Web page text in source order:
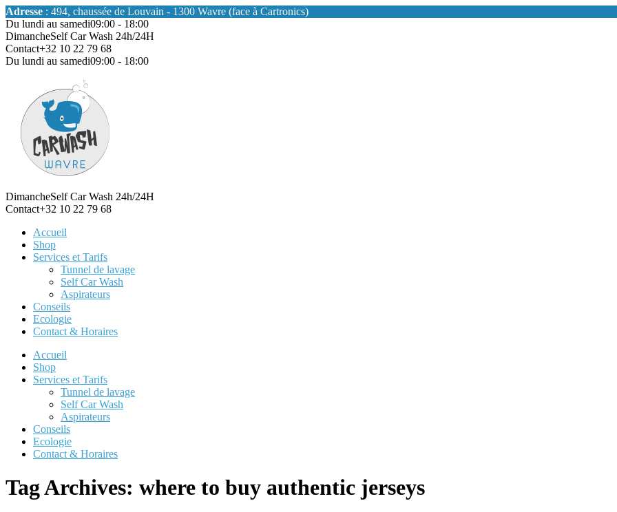
Adresse : 494, chaussée de Louvain - 1300 Wavre (face à Cartronics)
Du lundi au samedi09:00 - 18:00
DimancheSelf Car Wash 24h/24H
Contact+32 10 22 79 68
Du lundi au samedi09:00 - 18:00
DimancheSelf Car Wash 24h/24H
Contact+32 10 22 79 68
Accueil
Shop
Services et Tarifs
Tunnel de lavage
Self Car Wash
Aspirateurs
Conseils
Ecologie
Contact & Horaires
Accueil
Shop
Services et Tarifs
Tunnel de lavage
Self Car Wash
Aspirateurs
Conseils
Ecologie
Contact & Horaires
Tag Archives: where to buy authentic jerseys